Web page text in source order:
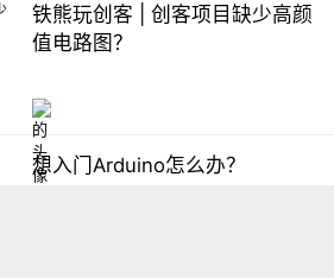
铁熊玩创客 | 创客项目缺少高颜
值电路图？
想入门Arduino怎么办？